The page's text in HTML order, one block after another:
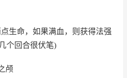
生命，如果满血，则获得法强
个回合很伏笔)
颅